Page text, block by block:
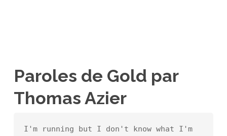
Paroles de Gold par
Thomas Azier
I'm running but I don't know what I'm